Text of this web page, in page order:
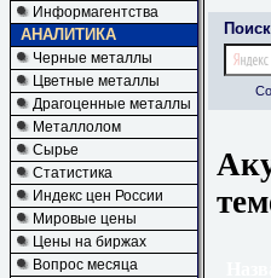
Информагентства
АНАЛИТИКА
Черные металлы
Цветные металлы
Драгоценные металлы
Металлолом
Сырье
Статистика
Индекс цен России
Мировые цены
Цены на биржах
Вопрос месяца